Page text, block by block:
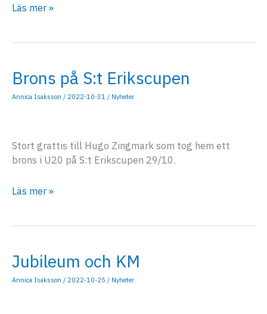
Jubileumsmiddag
Läs mer »
Brons på S:t Erikscupen
Annica Isaksson / 2022-10-31 / Nyheter
Stort grattis till Hugo Zingmark som tog hem ett
brons i U20 på S:t Erikscupen 29/10.
Brons
Läs mer »
Jubileum och KM
Annica Isaksson / 2022-10-25 / Nyheter